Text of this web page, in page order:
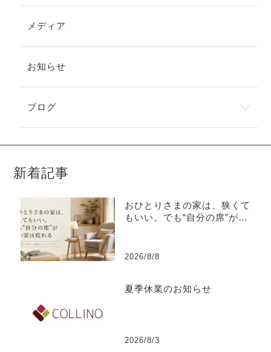
メディア
お知らせ
ブログ
新着記事
おひとりさまの家は、狭くて
もいい。でも“自分の席”がな
2026/8/8
夏季休業のお知らせ
2026/8/3